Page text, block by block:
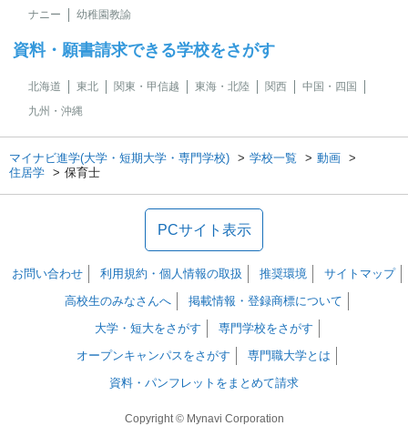
ナニー
幼稚園教諭
資料・願書請求できる学校をさがす
北海道 東北 関東・甲信越 東海・北陸 関西
中国・四国
九州・沖縄
マイナビ進学(大学・短期大学・専門学校) 学校一覧
動画
住居学
保育士
PCサイト表示
お問い合わせ 利用規約・個人情報の取扱 推奨環境
サイトマップ
高校生のみなさんへ
掲載情報・登録商標について
大学・短大をさがす
専門学校をさがす
オープンキャンパスをさがす
専門職大学とは
資料・パンフレットをまとめて請求
Copyright © Mynavi Corporation